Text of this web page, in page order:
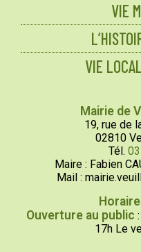
VIE
VIE
Mairie de
19, rue de
02810
Tél.
Maire : Fabien
Mail :
Ouverture au public
17h Le